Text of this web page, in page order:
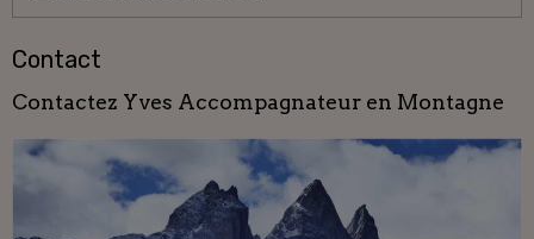
Contact
Contactez Yves Accompagnateur en Montagne